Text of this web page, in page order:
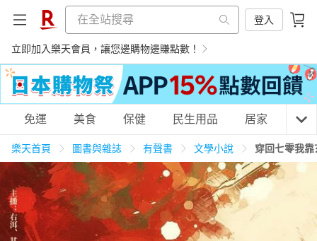
登入
立即加入樂天會員，讓您邊購物邊賺點數！
購物網分類
天天免運 美食蛋糕 養生保健 民生用品
免運 美食 保健 民生用品 居家 3C
樂天首頁 圖書與雜誌 有聲書 文學小說 穿回七零我